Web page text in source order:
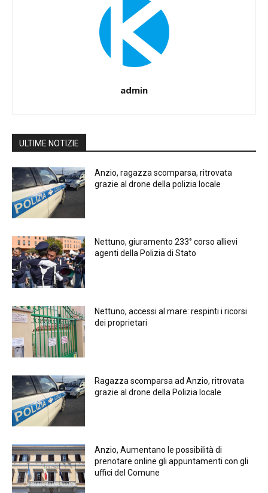
admin
ULTIME NOTIZIE
Anzio, ragazza scomparsa, ritrovata
grazie al drone della polizia locale
Nettuno, giuramento 233° corso allievi
agenti della Polizia di Stato
Nettuno, accessi al mare: respinti i ricorsi
dei proprietari
Ragazza scomparsa ad Anzio, ritrovata
grazie al drone della Polizia locale
Anzio, Aumentano le possibilità di
prenotare online gli appuntamenti con gli
uffici del Comune